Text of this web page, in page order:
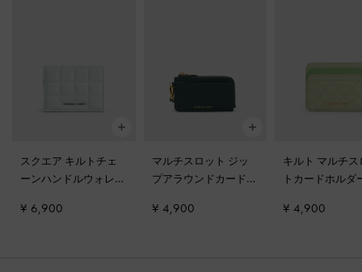
スクエア キルトチェ
ーンハンドルウォレッ
¥ 6,900
マルチスロット ジッ
プアラウンドカードホ
ン
¥ 4,900
キルト マルチス
トカードホルダ
¥ 4,900